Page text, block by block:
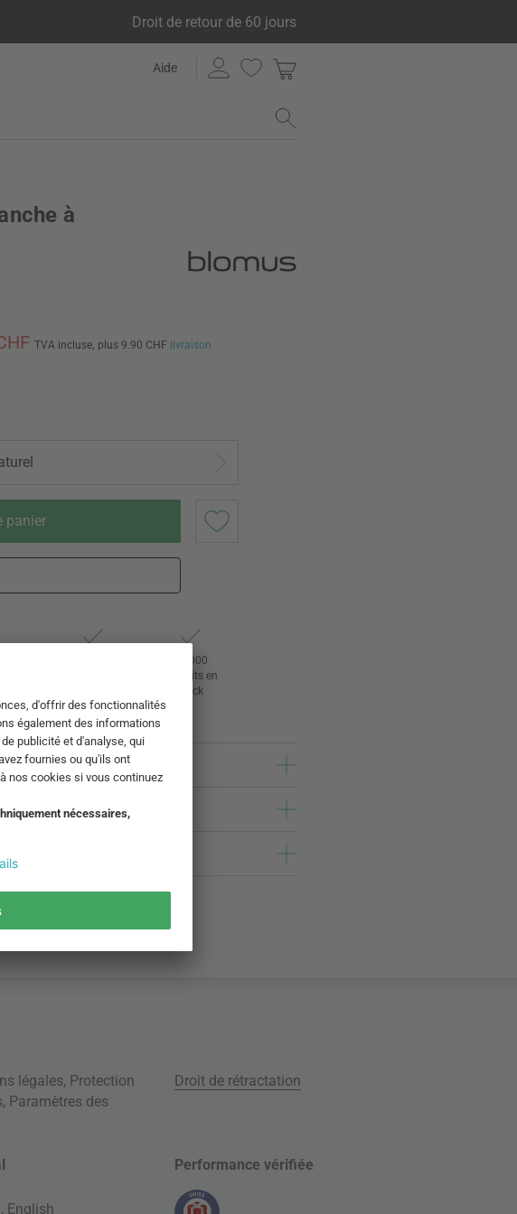
Droit de retour de 60 jours
Aide
à
TVA incluse, plus 9.90 CHF livraison
panier
24 000
produits en
stock
légales, Protection
, Paramètres des
Droit de rétractation
English
Performance vérifiée